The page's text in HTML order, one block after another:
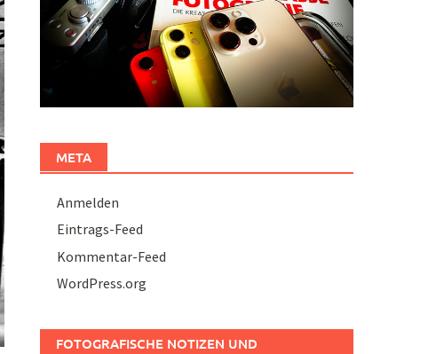
META
Anmelden
Eintrags-Feed
Kommentar-Feed
WordPress.org
FOTOGRAFISCHE NOTIZEN UND